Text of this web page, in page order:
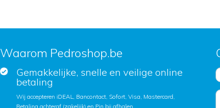
Waarom Pedroshop.be
Gemakkelijke, snelle en veilige online
betaling
Wij accepteren iDEAL, Bancontact, Sofort, Visa, Mastercard,
Betaling achteraf (zakelijk) en Pin bij afhalen.